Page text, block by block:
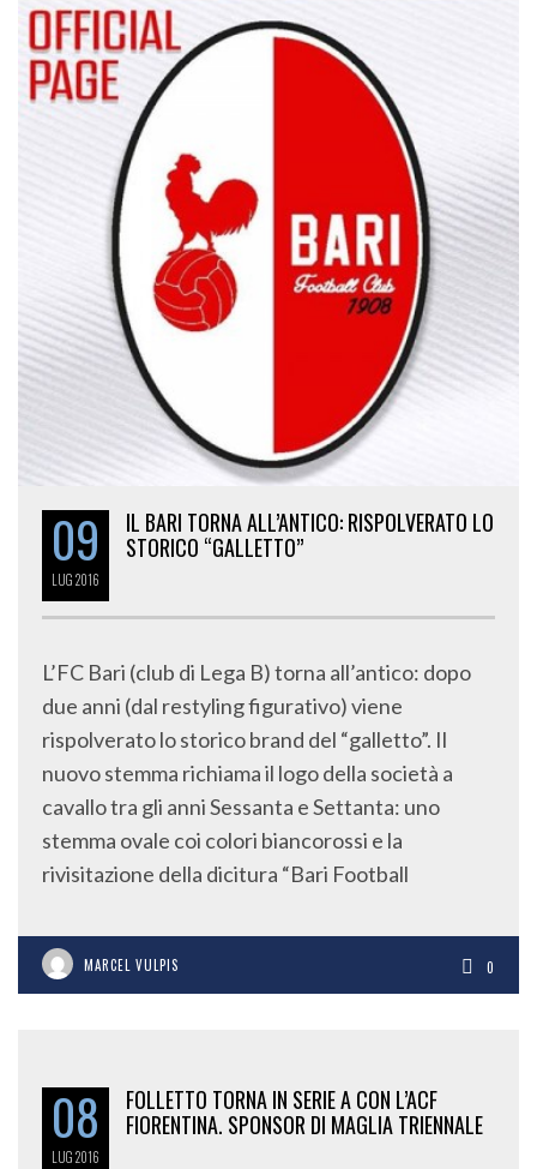
09
LUG2016
IL BARI TORNA ALL’ANTICO: RISPOLVERATO LO
STORICO “GALLETTO”
L’FC Bari (club di Lega B) torna all’antico: dopo
due anni (dal restyling figurativo) viene
rispolverato lo storico brand del “galletto”. Il
nuovo stemma richiama il logo della società a
cavallo tra gli anni Sessanta e Settanta: uno
stemma ovale coi colori biancorossi e la
rivisitazione della dicitura “Bari Football
MARCEL VULPIS 0
08
LUG2016
FOLLETTO TORNA IN SERIE A CON L’ACF
FIORENTINA. SPONSOR DI MAGLIA TRIENNALE